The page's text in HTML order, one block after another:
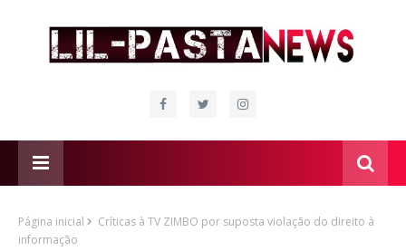
Página inicial
Críticas à TV ZIMBO por suposta violação do direito à
informação